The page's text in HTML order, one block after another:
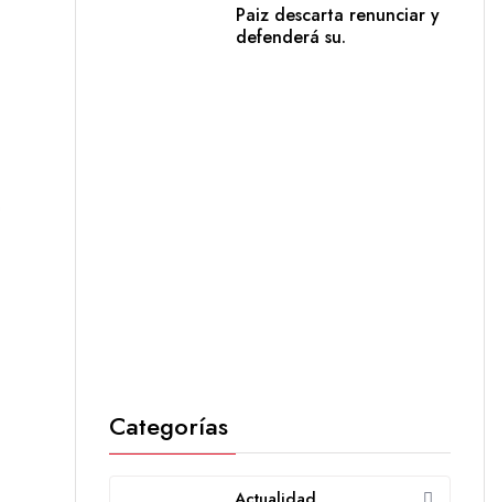
Paiz descarta renunciar y
defenderá su.
Categorías